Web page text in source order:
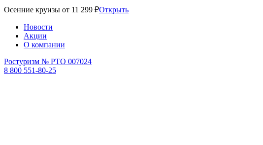
Осенние круизы от 11 299 ₽Открыть
Новости
Акции
О компании
Ростуризм № РТО 007024
8 800 551-80-25